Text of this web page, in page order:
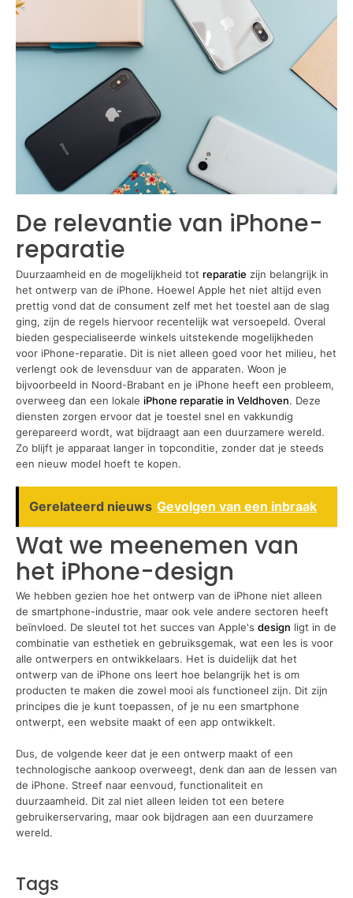
De relevantie van iPhone-
reparatie
Duurzaamheid en de mogelijkheid tot reparatie zijn belangrijk in
het ontwerp van de iPhone. Hoewel Apple het niet altijd even
prettig vond dat de consument zelf met het toestel aan de slag
ging, zijn de regels hiervoor recentelijk wat versoepeld. Overal
bieden gespecialiseerde winkels uitstekende mogelijkheden
voor iPhone-reparatie. Dit is niet alleen goed voor het milieu, het
verlengt ook de levensduur van de apparaten. Woon je
bijvoorbeeld in Noord-Brabant en je iPhone heeft een probleem,
overweeg dan een lokale iPhone reparatie in Veldhoven. Deze
diensten zorgen ervoor dat je toestel snel en vakkundig
gerepareerd wordt, wat bijdraagt aan een duurzamere wereld.
Zo blijft je apparaat langer in topconditie, zonder dat je steeds
een nieuw model hoeft te kopen.
Gerelateerd nieuws Gevolgen van een inbraak
Wat we meenemen van
het iPhone-design
We hebben gezien hoe het ontwerp van de iPhone niet alleen
de smartphone-industrie, maar ook vele andere sectoren heeft
beïnvloed. De sleutel tot het succes van Apple's design ligt in de
combinatie van esthetiek en gebruiksgemak, wat een les is voor
alle ontwerpers en ontwikkelaars. Het is duidelijk dat het
ontwerp van de iPhone ons leert hoe belangrijk het is om
producten te maken die zowel mooi als functioneel zijn. Dit zijn
principes die je kunt toepassen, of je nu een smartphone
ontwerpt, een website maakt of een app ontwikkelt.
Dus, de volgende keer dat je een ontwerp maakt of een
technologische aankoop overweegt, denk dan aan de lessen van
de iPhone. Streef naar eenvoud, functionaliteit en
duurzaamheid. Dit zal niet alleen leiden tot een betere
gebruikerservaring, maar ook bijdragen aan een duurzamere
wereld.
Tags